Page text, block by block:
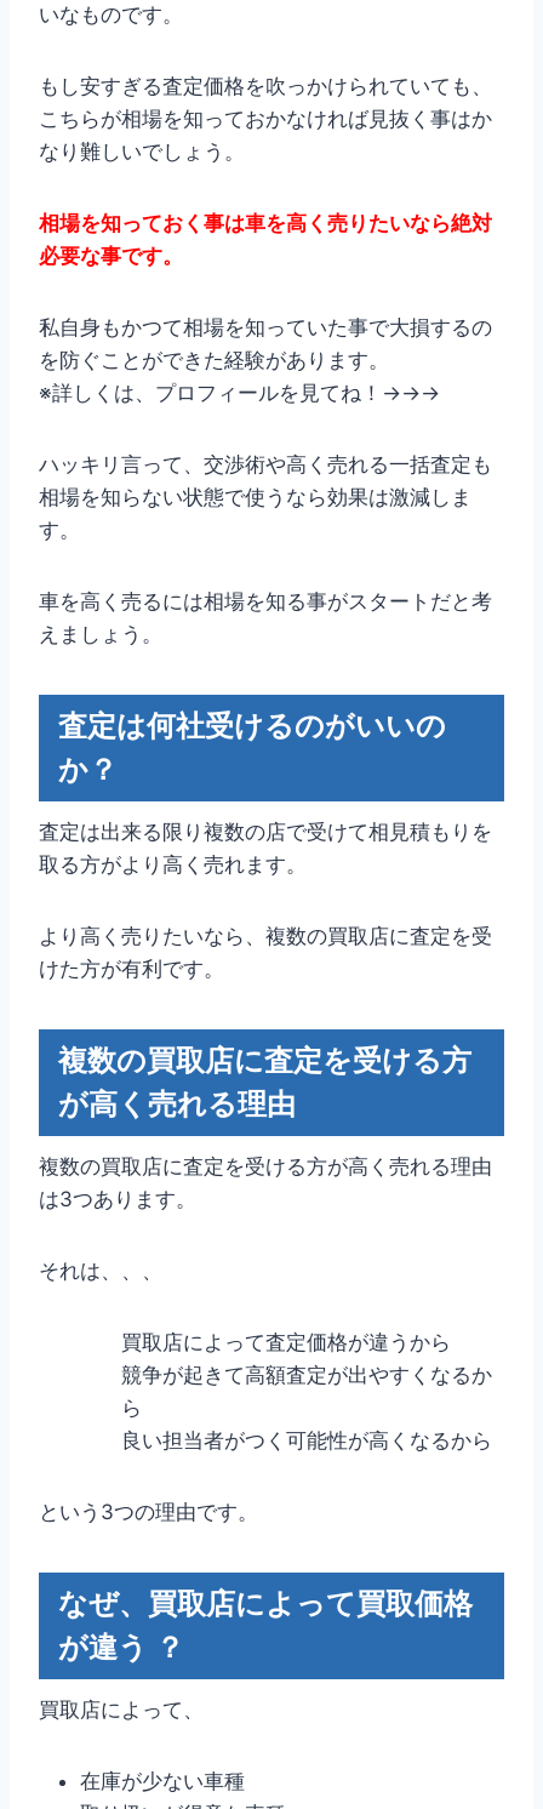
いなものです。
もし安すぎる査定価格を吹っかけられていても、
こちらが相場を知っておかなければ見抜く事はか
なり難しいでしょう。
相場を知っておく事は車を高く売りたいなら絶対
必要な事です。
私自身もかつて相場を知っていた事で大損するの
を防ぐことができた経験があります。
※詳しくは、プロフィールを見てね！→→→
ハッキリ言って、交渉術や高く売れる一括査定も
相場を知らない状態で使うなら効果は激減しま
す。
車を高く売るには相場を知る事がスタートだと考
えましょう。
査定は何社受けるのがいいの
か？
査定は出来る限り複数の店で受けて相見積もりを
取る方がより高く売れます。
より高く売りたいなら、複数の買取店に査定を受
けた方が有利です。
複数の買取店に査定を受ける方
が高く売れる理由
複数の買取店に査定を受ける方が高く売れる理由
は3つあります。
それは、、、
買取店によって査定価格が違うから
競争が起きて高額査定が出やすくなるか
ら
良い担当者がつく可能性が高くなるから
という3つの理由です。
なぜ、買取店によって買取価格
が違う ？
買取店によって、
在庫が少ない車種